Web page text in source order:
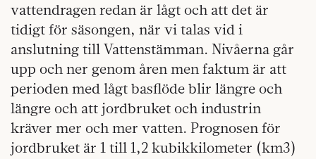
vattendragen redan är lågt och att det är
tidigt för säsongen, när vi talas vid i
anslutning till Vattenstämman. Nivåerna går
upp och ner genom åren men faktum är att
perioden med lågt basflöde blir längre och
längre och att jordbruket och industrin
kräver mer och mer vatten. Prognosen för
jordbruket är 1 till 1,2 kubikkilometer (km3)